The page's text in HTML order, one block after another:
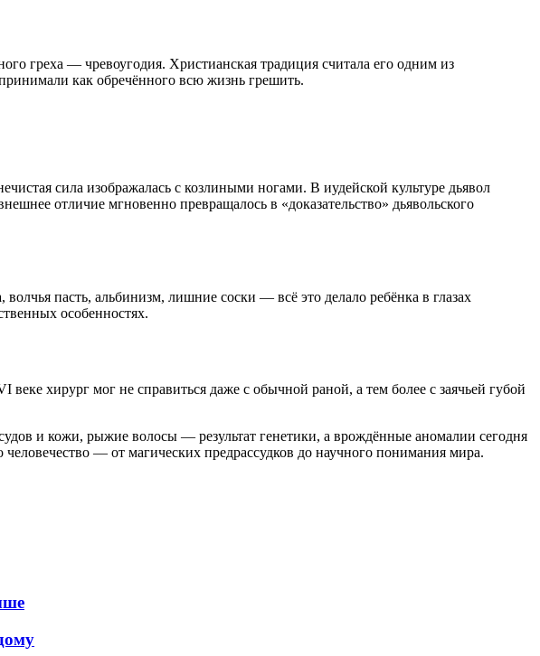
греха — чревоугодия. Христианская традиция считала его одним из
как обречённого всю жизнь грешить.
сила изображалась с козлиными ногами. В иудейской культуре дьявол
отличие мгновенно превращалось в «доказательство» дьявольского
пасть, альбинизм, лишние соски — всё это делало ребёнка в глазах
особенностях.
хирург мог не справиться даже с обычной раной, а тем более с заячьей губой
и кожи, рыжие волосы — результат генетики, а врождённые аномалии сегодня
— от магических предрассудков до научного понимания мира.